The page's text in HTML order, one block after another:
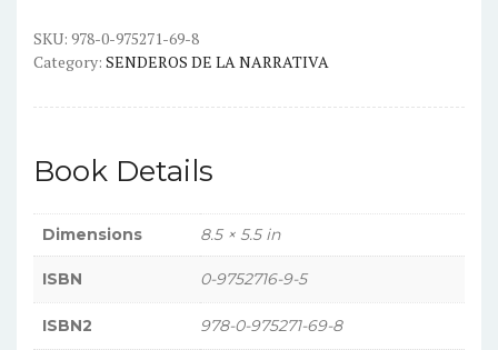
quantity
SKU: 978-0-975271-69-8
Category: SENDEROS DE LA NARRATIVA
Book Details
Dimensions 8.5 × 5.5 in
ISBN 0-9752716-9-5
ISBN2 978-0-975271-69-8